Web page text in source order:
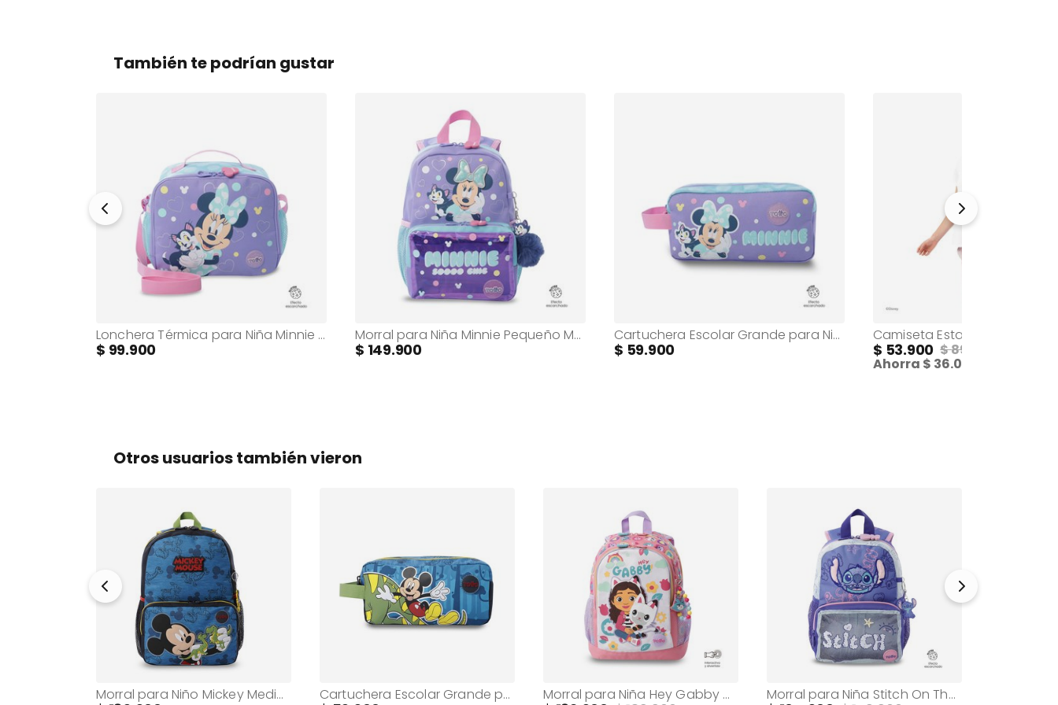
También te podrían gustar
Lonchera Térmica para Niña Minnie Grande Morada
99.900
Morral para Niña Minnie Pequeño Morado con Corazones
149.900
Cartuchera Escolar Grande para Niña 2 Cuerpos Minnie Morada
59.900 53.900 89.900
Ahorra 36.000
Otros usuarios también vieron
Morral para Niño Mickey Mediano Azul Cartuchera Escolar Grande para Niño 2 Cuerpos Mickey Azul Morral para Niña Hey Gabby Mediano Rosado Morral para Niña Stitch On The Beach Pequeña Azul